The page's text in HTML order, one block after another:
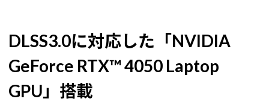
DLSS3.0に対応した「NVIDIA
GeForce RTX™ 4050 Laptop
GPU」搭載